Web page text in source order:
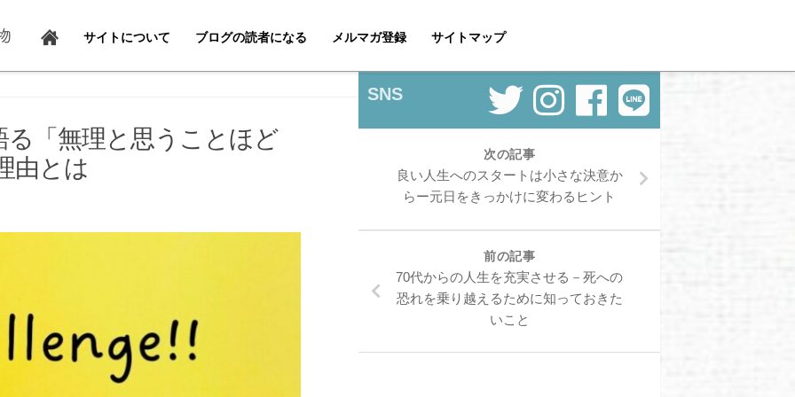
サイトについて ブログの読者になる メルマガ登録 サイトマップ
「無理と思うことほど
由とは
SNS
次の記事
良い人生へのスタートは小さな決意か
らー元日をきっかけに変わるヒント
前の記事
70代からの人生を充実させる－死への
恐れを乗り越えるために知っておきた
いこと